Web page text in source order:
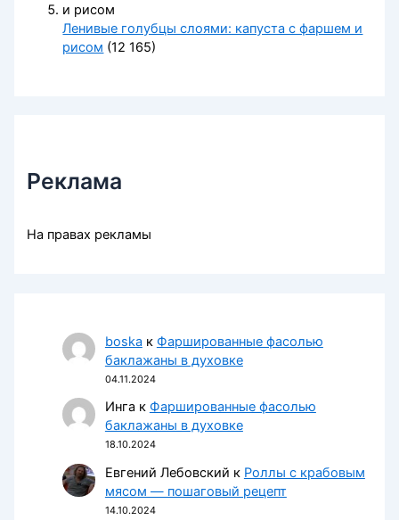
Ленивые голубцы слоями: капуста с фаршем и
рисом (12 165)
Реклама
На правах рекламы
boska к Фаршированные фасолью
баклажаны в духовке
04.11.2024
Инга к Фаршированные фасолью
баклажаны в духовке
18.10.2024
Евгений Лебовский к Роллы с крабовым
мясом — пошаговый рецепт
14.10.2024